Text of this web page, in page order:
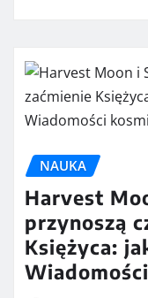
NAUKA
Harvest
przynoszą
Księżyca: